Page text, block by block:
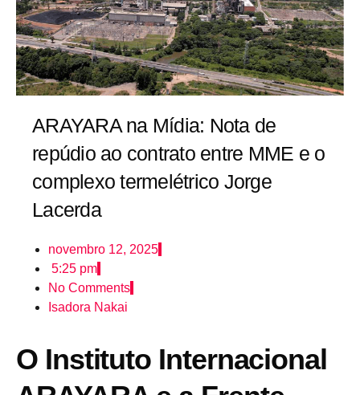
ARAYARA na Mídia: Nota de
repúdio ao contrato entre MME e o
complexo termelétrico Jorge
Lacerda
novembro 12, 2025
5:25 pm
No Comments
Isadora Nakai
O Instituto Internacional